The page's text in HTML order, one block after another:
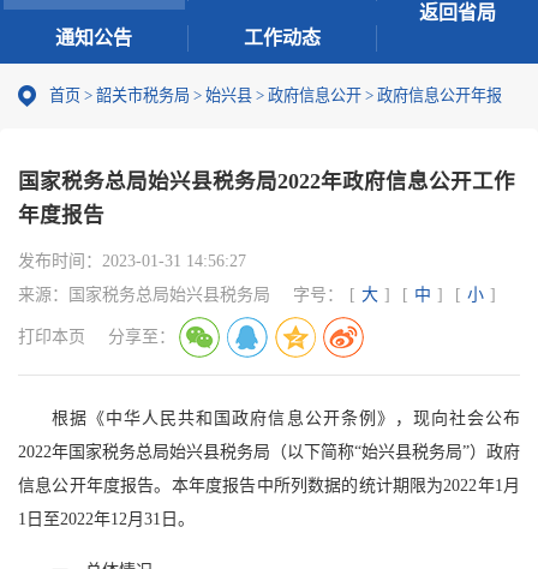
通知公告 工作动态
返回省局
首页 > 韶关市税务局 > 始兴县 > 政府信息公开 > 政府信息公开年报
国家税务总局始兴县税务局2022年政府信息公开工作
年度报告
发布时间： 2023-01-31 14:56:27
来源：
国家税务总局始兴县税务局 字号： [ 大 ] [ 中 ] [ 小 ]
打印本页 分享至：
根据《中华人民共和国政府信息公开条例》，现向社会公布
2022年国家税务总局始兴县税务局（以下简称“始兴县税务局”）政府
信息公开年度报告。本年度报告中所列数据的统计期限为2022年1月
1日至2022年12月31日。